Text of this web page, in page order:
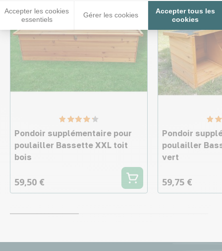
Accepter les cookies
essentiels
Gérer les cookies
Accepter tous les
cookies
Pondoir supplémentaire pour
poulailler Bassette XXL toit
bois
59,50 €
Pondoir
poulailler
vert
59,75 €